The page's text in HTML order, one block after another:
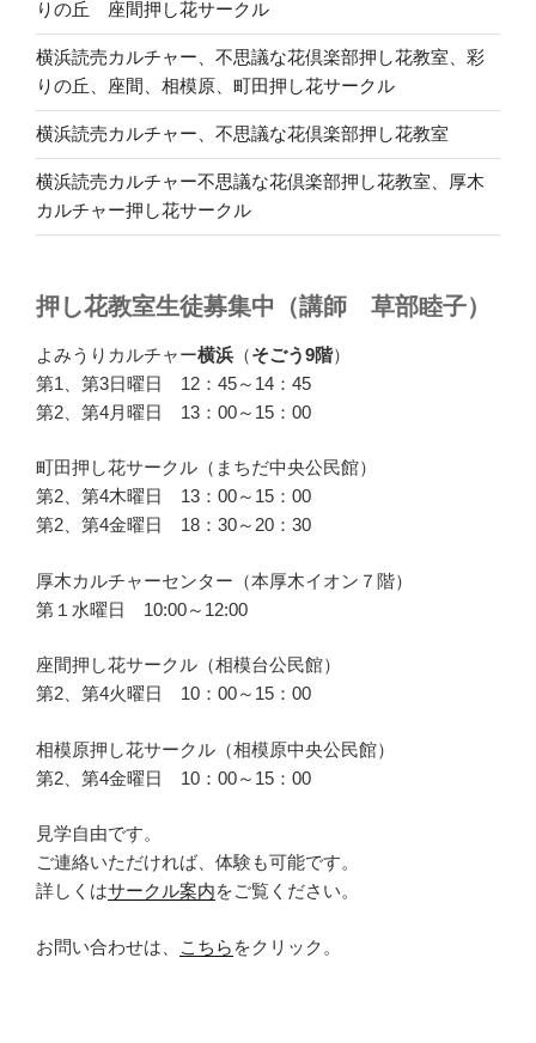
りの丘 座間押し花サークル
横浜読売カルチャー、不思議な花倶楽部押し花教室、彩
りの丘、座間、相模原、町田押し花サークル
横浜読売カルチャー、不思議な花倶楽部押し花教室
横浜読売カルチャー不思議な花倶楽部押し花教室、厚木
カルチャー押し花サークル
押し花教室生徒募集中（講師 草部睦子）
よみうりカルチャー横浜 （そごう9階）
第1、第3日曜日 12：45～14：45
第2、第4月曜日 13：00～15：00
町田押し花サークル（まちだ中央公民館）
第2、第4木曜日 13：00～15：00
第2、第4金曜日 18：30～20：30
厚木カルチャーセンター（本厚木イオン７階）
第１水曜日 10:00～12:00
座間押し花サークル（相模台公民館）
第2、第4火曜日 10：00～15：00
相模原押し花サークル（相模原中央公民館）
第2、第4金曜日 10：00～15：00
見学自由です。
ご連絡いただければ、体験も可能です。
詳しくはサークル案内をご覧ください。
お問い合わせは、 こちら をクリック。